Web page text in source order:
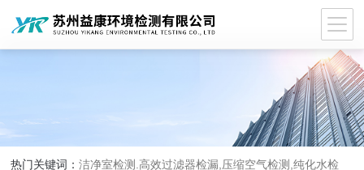
热门关键词：洁净室检测.高效过滤器检漏,压缩空气检测,纯化水检